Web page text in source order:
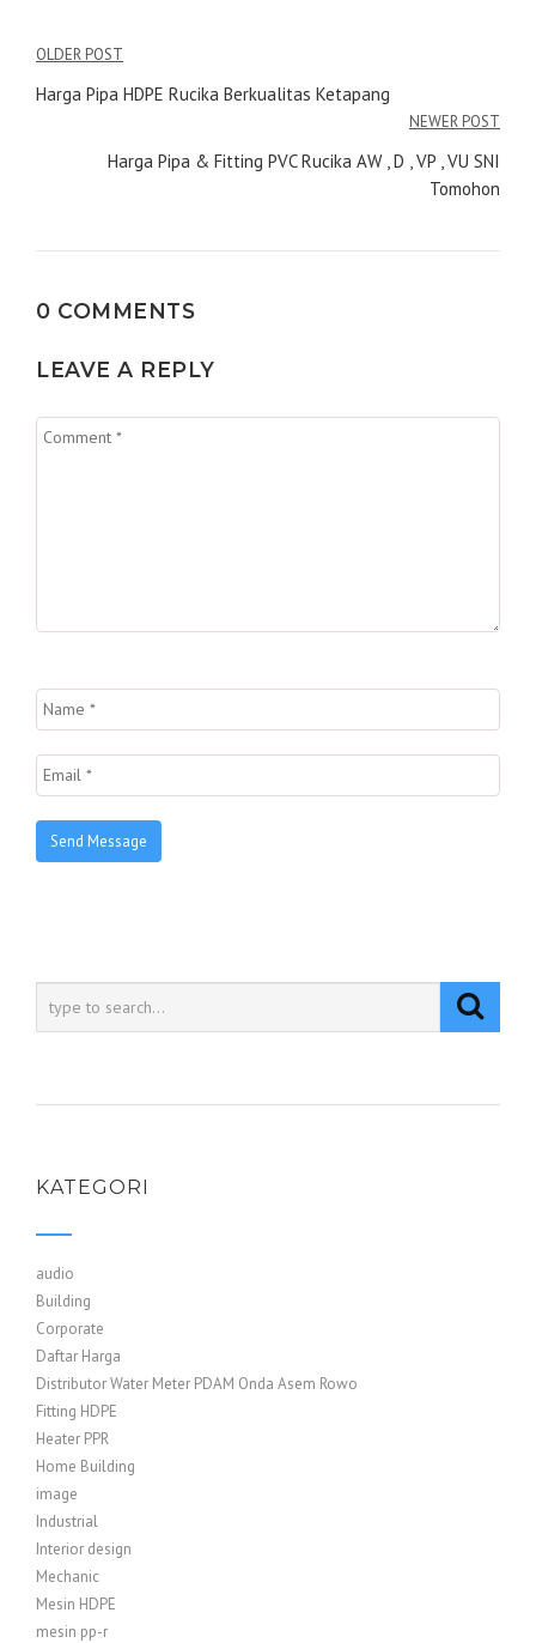
Navigasi
pos
OLDER POST
Harga Pipa HDPE Rucika Berkualitas Ketapang
NEWER POST
Harga Pipa & Fitting PVC Rucika AW , D , VP , VU SNI
Tomohon
0 COMMENTS
LEAVE A REPLY
KATEGORI
audio
Building
Corporate
Daftar Harga
Distributor Water Meter PDAM Onda Asem Rowo
Fitting HDPE
Heater PPR
Home Building
image
Industrial
Interior design
Mechanic
Mesin HDPE
mesin pp-r